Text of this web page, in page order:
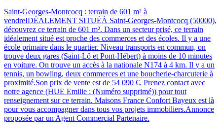
Saint-Georges-Montcocq : terrain de 601 m² à
vendreIDÉALEMENT SITUÉÀ Saint-Georges-Montcocq (50000),
découvrez ce terrain de 601 m². Dans un secteur prisé, ce terrain
idéalement situé est proche des commerces et des écoles. Il y a une
école primaire dans le quartier. Niveau transports en commun, on
trouve deux gares (Saint-Lô et Pont-Hébert) à moins de 10 minutes
en voiture. On trouve un accès à la nationale N174 à 4 km. Il y a un
tennis, un bowling, deux commerces et une boucherie-charcuterie à
proximité.Son prix de vente est de 54 090 €. Prenez contact avec
notre agence (HUE Emilie : (Numéro supprimé)) pour tout
renseignement sur ce terrain. Maisons France Confort Bayeux est là
pour vous accompagner dans tous vos projets immobiliers.Annonce
proposée par un Agent Commercial Partenaire.